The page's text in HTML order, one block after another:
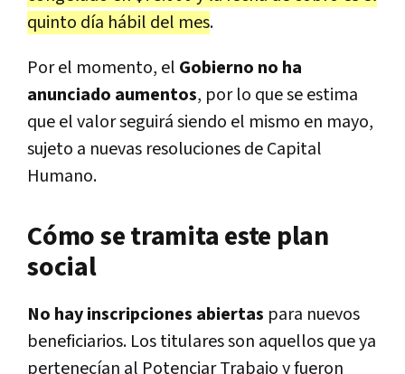
quinto día hábil del mes.
Por el momento, el Gobierno no ha
anunciado aumentos, por lo que se estima
que el valor seguirá siendo el mismo en mayo,
sujeto a nuevas resoluciones de Capital
Humano.
Cómo se tramita este plan
social
No hay inscripciones abiertas para nuevos
beneficiarios. Los titulares son aquellos que ya
pertenecían al Potenciar Trabajo y fueron